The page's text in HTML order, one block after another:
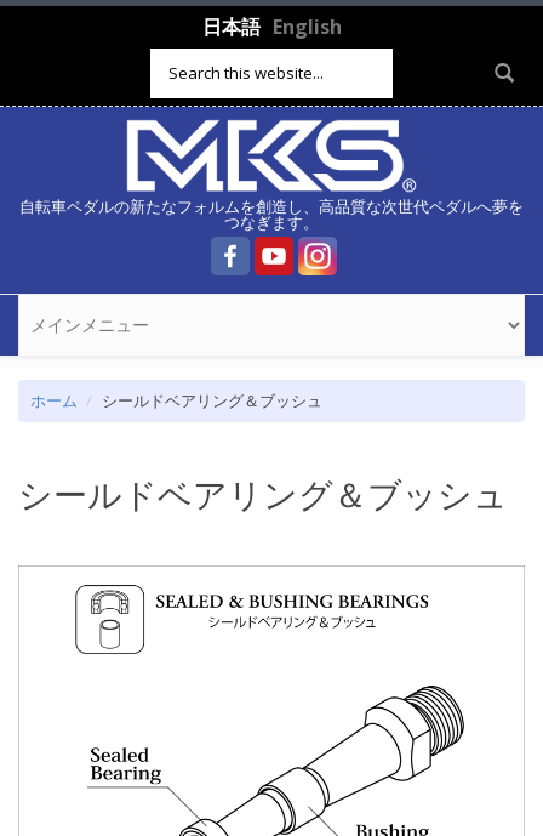
メインコンテンツに移動日本語 English
検索フォーム
自転車ペダルの新たなフォルムを創造し、高品質な次世代ペダルへ夢を
つなぎます。
ホーム シールドベアリング＆ブッシュ
シールドベアリング＆ブッシュ